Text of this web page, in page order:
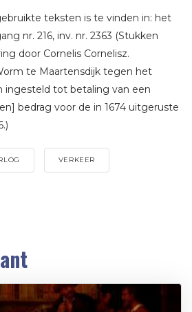
teksten is te vinden in: het
nr. 216, inv. nr. 2363 (Stukken
door Cornelis Cornelisz.
te Maartensdijk tegen het
ingesteld tot betaling van een
bedrag voor de in 1674 uitgeruste
VERKEER